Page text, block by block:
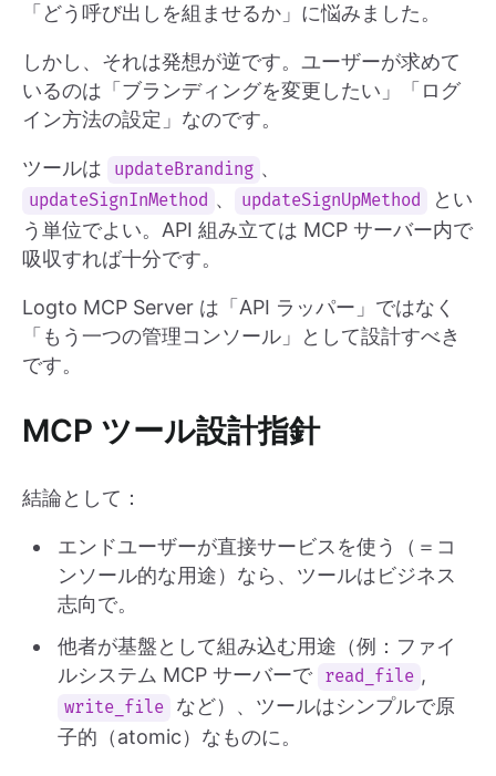
「どう呼び出しを組ませるか」に悩みました。
しかし、それは発想が逆です。ユーザーが求めて
いるのは「ブランディングを変更したい」「ログ
イン方法の設定」なのです。
ツールは updateBranding 、
updateSignInMethod 、 updateSignUpMethod
とい
う単位でよい。API 組み立ては MCP サーバー内で
吸収すれば十分です。
Logto MCP Server は「API ラッパー」ではなく
「もう一つの管理コンソール」として設計すべき
です。
MCP ツール設計指針
結論として：
エンドユーザーが直接サービスを使う（＝コ
ンソール的な用途）なら、ツールはビジネス
志向で。
他者が基盤として組み込む用途（例：ファイ
ルシステム MCP サーバーで read_file ,
write_file
など）、ツールはシンプルで原
子的（atomic）なものに。